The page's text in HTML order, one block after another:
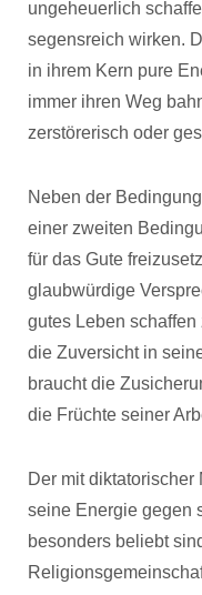
ungeheuerlich
segensreich wirken.
in ihrem Kern pure
immer ihren Weg
zerstörerisch oder
Neben der
einer zweiten
für das Gute
glaubwürdige
gutes Leben
die Zuversicht in
braucht die
die Früchte seiner
Der mit diktatorischer
seine Energie gegen
besonders beliebt